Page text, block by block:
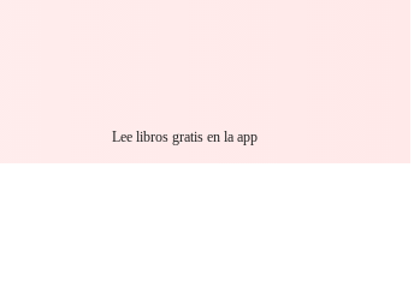
Lee libros gratis en la app